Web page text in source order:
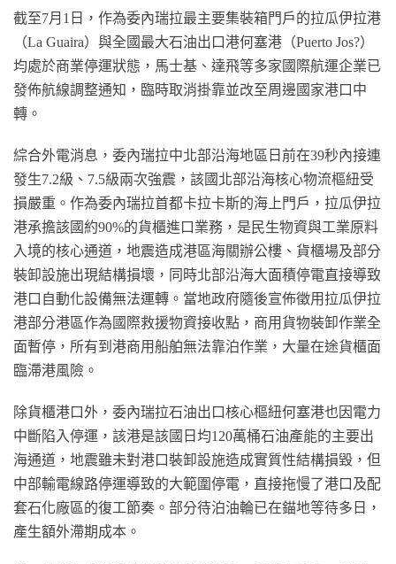
截至7月1日，作為委內瑞拉最主要集裝箱門戶的拉瓜伊拉港
（La Guaira）與全國最大石油出口港何塞港（Puerto Jos?）
均處於商業停運狀態，馬士基、達飛等多家國際航運企業已
發佈航線調整通知，臨時取消掛靠並改至周邊國家港口中
轉。
綜合外電消息，委內瑞拉中北部沿海地區日前在39秒內接連
發生7.2級、7.5級兩次強震，該國北部沿海核心物流樞紐受
損嚴重。作為委內瑞拉首都卡拉卡斯的海上門戶，拉瓜伊拉
港承擔該國約90%的貨櫃進口業務，是民生物資與工業原料
入境的核心通道，地震造成港區海關辦公樓、貨櫃場及部分
裝卸設施出現結構損壞，同時北部沿海大面積停電直接導致
港口自動化設備無法運轉。當地政府隨後宣佈徵用拉瓜伊拉
港部分港區作為國際救援物資接收點，商用貨物裝卸作業全
面暫停，所有到港商用船舶無法靠泊作業，大量在途貨櫃面
臨滯港風險。
除貨櫃港口外，委內瑞拉石油出口核心樞紐何塞港也因電力
中斷陷入停運，該港是該國日均120萬桶石油產能的主要出
海通道，地震雖未對港口裝卸設施造成實質性結構損毀，但
中部輸電線路停運導致的大範圍停電，直接拖慢了港口及配
套石化廠區的復工節奏。部分待泊油輪已在錨地等待多日，
產生額外滯期成本。